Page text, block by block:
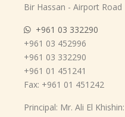
Bir Hassan - Airport Road
+961 03 332290
+961 03 452996
+961 03 332290
+961 01 451241
Fax: +961 01 451242
Principal: Mr. Ali El Khishin: